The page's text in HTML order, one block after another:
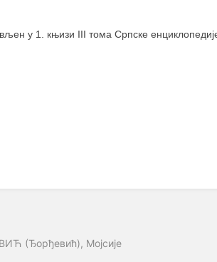
у 1. књизи III тома Српске
(Ђорђевић), Мојсије